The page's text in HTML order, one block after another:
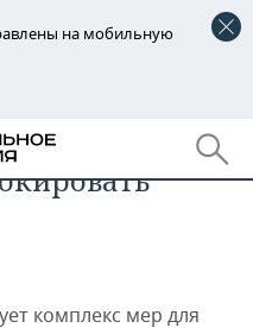
на мобильную
комплекс мер для